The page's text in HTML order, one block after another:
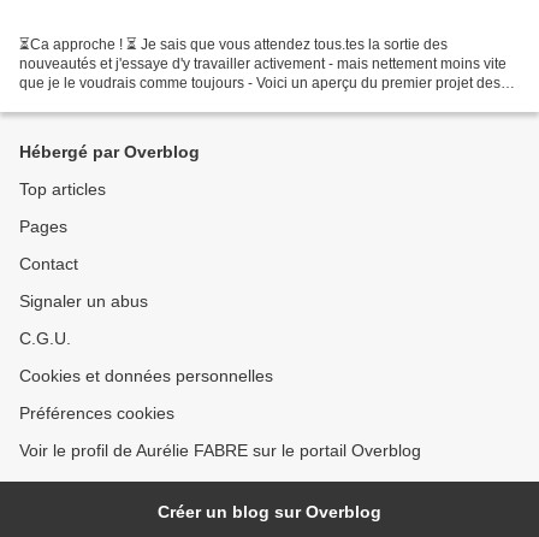
⏳Ca approche ! ⏳ Je sais que vous attendez tous.tes la sortie des
nouveautés et j'essaye d'y travailler activement - mais nettement moins vite
que je le voudrais comme toujours - Voici un aperçu du premier projet des
Hébergé par Overblog
Top articles
Pages
Contact
Signaler un abus
C.G.U.
Cookies et données personnelles
Préférences cookies
Voir le profil de Aurélie FABRE sur le portail Overblog
Créer un blog sur Overblog